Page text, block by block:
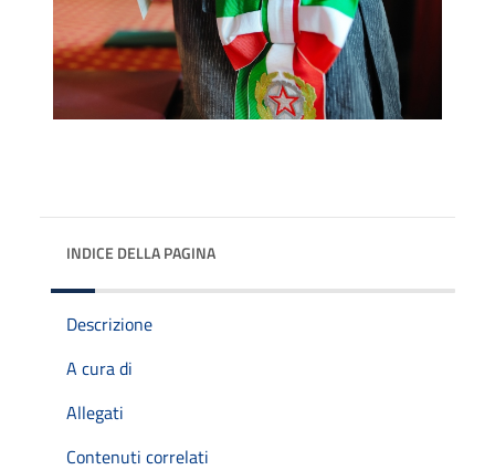
INDICE DELLA PAGINA
Descrizione
A cura di
Allegati
Contenuti correlati